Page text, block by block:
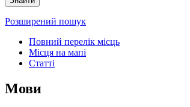
Розширений пошук
Повний перелік місць
Місця на мапі
Статті
Мови